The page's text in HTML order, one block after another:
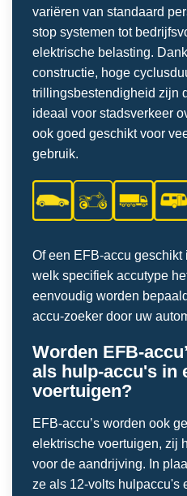
variëren van standaard
stop systemen tot
elektrische belasting.
constructie, hoge
trillingsbestendigheid zijn
ideaal voor stadsverkeer
ook goed geschikt voor
gebruik.
Of een EFB-accu geschikt
welk specifiek accutype
eenvoudig worden
accu-zoeker door uw
Worden EFB-
als hulp-accu's in
voertuigen?
EFB-accu’s worden ook
elektrische voertuigen, zij
voor de aandrijving. In
ze als 12-volts hulpaccu's